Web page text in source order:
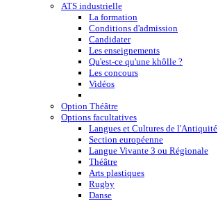
ATS industrielle
La formation
Conditions d'admission
Candidater
Les enseignements
Qu'est-ce qu'une khôlle ?
Les concours
Vidéos
Option Théâtre
Options facultatives
Langues et Cultures de l'Antiquité
Section européenne
Langue Vivante 3 ou Régionale
Théâtre
Arts plastiques
Rugby
Danse